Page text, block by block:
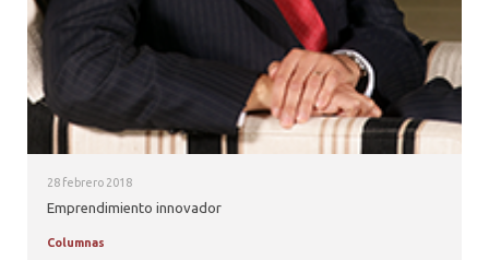
28 febrero 2018
Emprendimiento innovador
Columnas